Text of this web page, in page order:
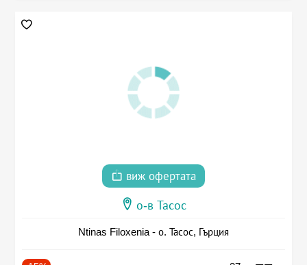
виж офертата
о-в Тасос
Ntinas Filoxenia - о. Тасос, Гърция